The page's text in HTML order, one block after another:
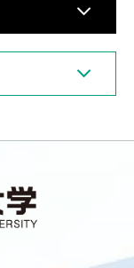
関連リンク